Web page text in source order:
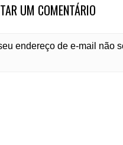
UM COMENTÁRIO
endereço de e-mail não